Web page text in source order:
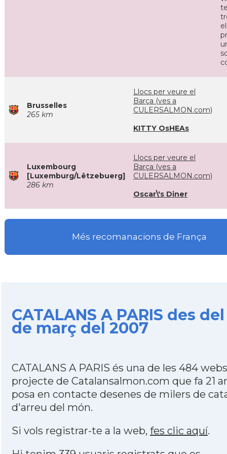
Brusselles
265 km
Llocs per veure el
Barça (ves a
CULERSALMON.com)
KITTY OsHEAs
Luxembourg
[Luxemburg/Lëtzebuerg]
286 km
Llocs per veure el
Barça (ves a
CULERSALMON.com)
Oscar\'s Diner
Més recomanacions de França
CATALANS A PARIS des del
de març del 2007
CATALANS A PARIS és una de les 484
projecte de Catalansalmon.com que fa 21
posa en contacte desenes de milers de
d'arreu del món.
Si vols registrar-te a la web, fes clic aquí.